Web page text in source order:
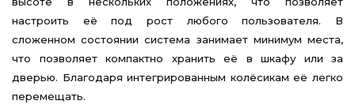
настроить её под рост любого пользователя. В
сложенном состоянии система занимает минимум места,
что позволяет компактно хранить её в шкафу или за
дверью. Благодаря интегрированным колёсикам её легко
перемещать.